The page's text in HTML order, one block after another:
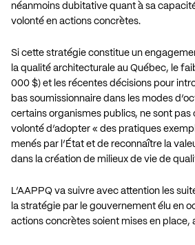
néanmoins dubitative quant à sa
volonté en actions concrètes.
Si cette stratégie constitue un
la qualité architecturale au Québec, le
000 $) et les récentes décisions pour
bas soumissionnaire dans les modes
certains organismes publics, ne sont pas
volonté d’adopter « des pratiques
menés par l’État et de reconnaître la
dans la création de milieux de vie de
L’AAPPQ va suivre avec attention les
la stratégie par le gouvernement élu en
actions concrètes soient mises en place,